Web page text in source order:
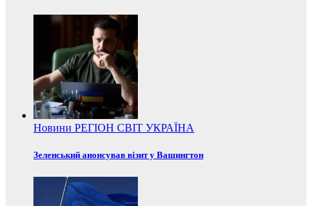
Новини РЕГІОН СВІТ УКРАЇНА
Зеленський анонсував візит у Вашингтон